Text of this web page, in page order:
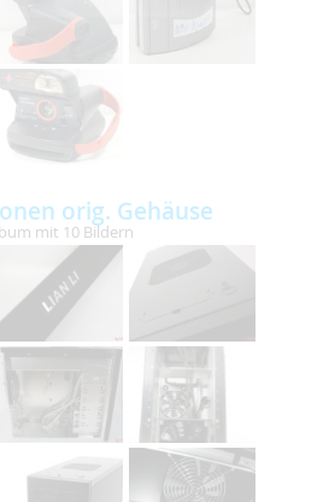
orig. Gehäuse
mit 10 Bildern